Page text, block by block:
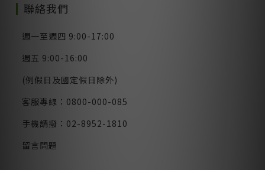
聯絡我們
週一至週四 9:00-17:00
週五 9:00-16:00
(例假日及國定假日除外)
客服專線：0800-000-085
手機請撥：02-8952-1810
留言問題